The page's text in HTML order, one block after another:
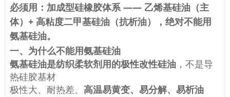
必须用：加成型硅橡胶体系 —— 乙烯基硅油（主
体）+ 高粘度二甲基硅油（抗析油），绝对不能用
氨基硅油。
一、为什么不能用氨基硅油
氨基硅油是纺织柔软剂用的极性改性硅油，不是导
热硅胶基材
极性大、耐热差、 高温易黄变、易分解、易析油